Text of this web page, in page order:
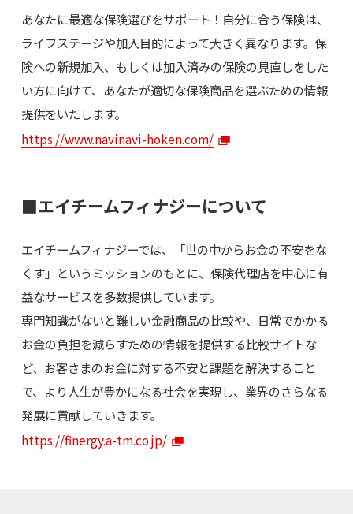
あなたに最適な保険選びをサポート！自分に合う保険は、
ライフステージや加入目的によって大きく異なります。保
険への新規加入、もしくは加入済みの保険の見直しをした
い方に向けて、あなたが適切な保険商品を選ぶための情報
提供をいたします。
https://www.navinavi-hoken.com/
■エイチームフィナジーについて
エイチームフィナジーでは、「世の中からお金の不安をな
くす」というミッションのもとに、保険代理店を中心に有
益なサービスを多数提供しています。
専門知識がないと難しい金融商品の比較や、日常でかかる
お金の負担を減らすための情報を提供する比較サイトな
ど、お客さまのお金に対する不安と課題を解決すること
で、より人生が豊かになる社会を実現し、業界のさらなる
発展に貢献していきます。
https://finergy.a-tm.co.jp/